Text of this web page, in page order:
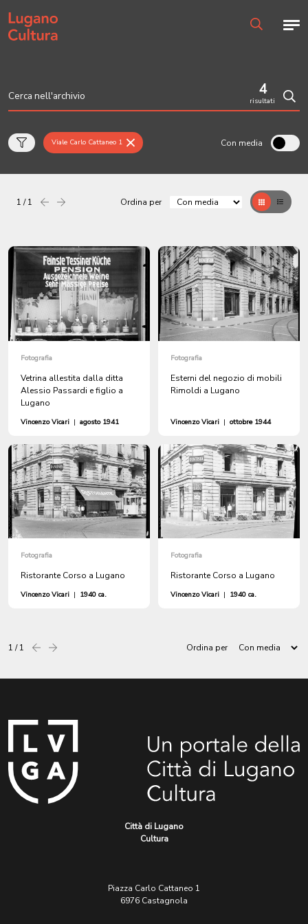
Home page
4
risultati
Viale Carlo Cattaneo 1 Con media
1 / 1 Precedentesuccessiva Ordina per GrigliaTable
Fotografia
Vetrina allestita dalla ditta
Alessio Passardi e figlio a
Lugano
Vincenzo Vicari | agosto 1941
Fotografia
Esterni del negozio di mobili
Rimoldi a Lugano
Vincenzo Vicari | ottobre 1944
Fotografia
Ristorante Corso a Lugano
Vincenzo Vicari | 1940 ca.
Fotografia
Ristorante Corso a Lugano
Vincenzo Vicari | 1940 ca.
1 / 1 Precedentesuccessiva Ordina per
Città di Lugano
Cultura
Piazza Carlo Cattaneo 1
6976 Castagnola